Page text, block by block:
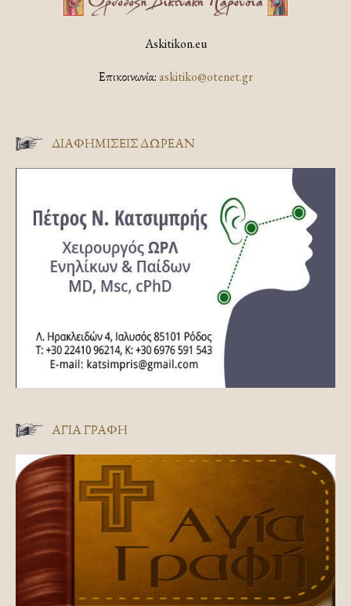
Askitikon.eu
Επικοινωνία:askitiko@otenet.gr
ΔΙΑΦΗΜΊΣΕΙΣ ΔΩΡΕΆΝ
ΑΓΊΑ ΓΡΑΦΉ